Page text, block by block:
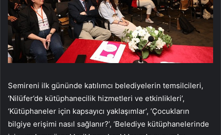
Semireni ilk gününde katılımcı belediyelerin temsilcileri,
‘Nilüfer’de kütüphanecilik hizmetleri ve etkinlikleri’,
‘Kütüphaneler için kapsayıcı yaklaşımlar’, ‘Çocukların
bilgiye erişimi nasıl sağlanır?’, ‘Belediye kütüphanelerinde